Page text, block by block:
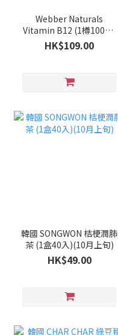
Webber Naturals
Vitamin B12 (1樽100粒)
(10月下旬)
HK$109.00
韓國 SONGWON 桔梗潤肺
茶 (1盒40入)(10月上旬)
HK$49.00